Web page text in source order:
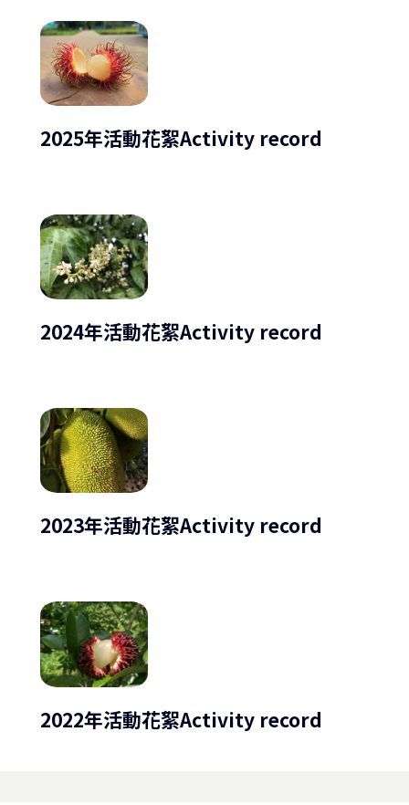
2025年活動花絮Activity record
2024年活動花絮Activity record
2023年活動花絮Activity record
2022年活動花絮Activity record